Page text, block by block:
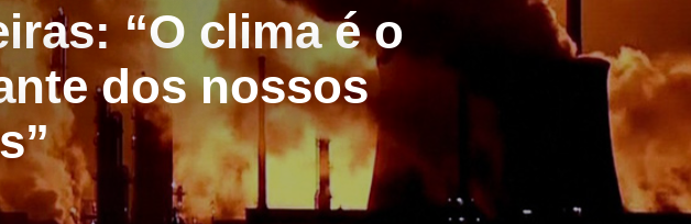
“O clima é o
dos nossos